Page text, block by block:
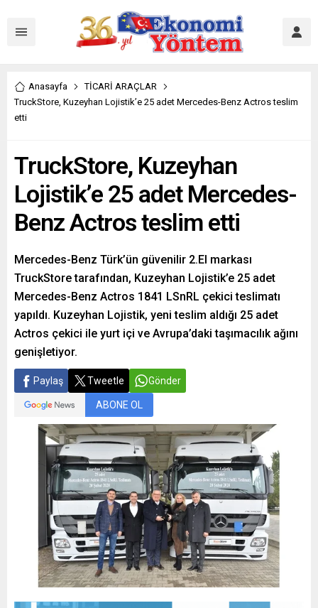
Anasayfa
TİCARİ ARAÇLAR
TruckStore, Kuzeyhan Lojistik’e 25 adet Mercedes-Benz Actros teslim
etti
TruckStore, Kuzeyhan
Lojistik’e 25 adet Mercedes-
Benz Actros teslim etti
Mercedes-Benz Türk’ün güvenilir 2.El markası
TruckStore tarafından, Kuzeyhan Lojistik’e 25 adet
Mercedes-Benz Actros 1841 LSnRL çekici teslimatı
yapıldı. Kuzeyhan Lojistik, yeni teslim aldığı 25 adet
Actros çekici ile yurt içi ve Avrupa’daki taşımacılık ağını
genişletiyor.
Paylaş Tweetle Gönder
ABONE OL